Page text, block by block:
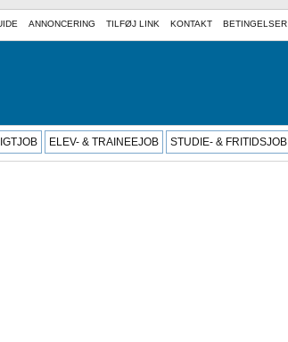
ANNONCERING TILFØJ LINK KONTAKT BETINGELSER
ELEV- & TRAINEEJOB STUDIE- & FRITIDSJOB